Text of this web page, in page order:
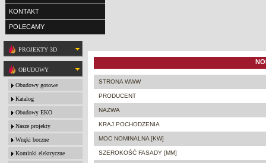
KONTAKT
POLECAMY
PROJEKTY 3D
OBUDOWY
Obudowy gotowe
Katalog
Obudowy EKO
Nasze projekty
Wnęki boczne
Kominki elektryczne
STRONA WWW
PRODUCENT
NAZWA
KRAJ POCHODZENIA
MOC NOMINALNA [KW]
SZEROKOŚĆ FASADY [MM]